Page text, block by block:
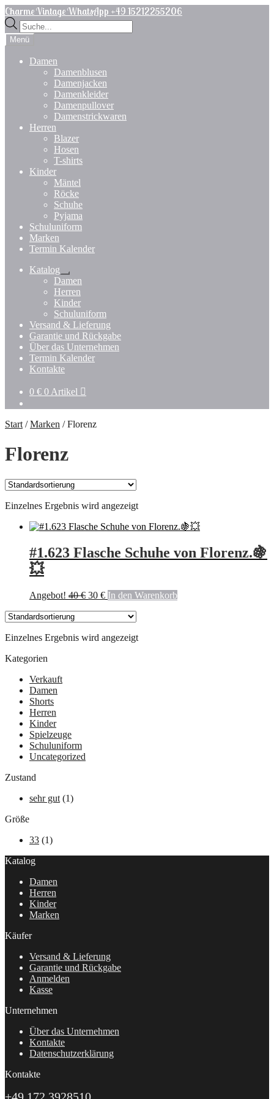
Zur
Navigation
springen
Zum
Inhalt
springen
Charme Vintage WhatsApp +49 15212255206
Products
search
Menü
Damen
Damenblusen
Damenjacken
Damenkleider
Damenpullover
Damenstrickwaren
Herren
Blazer
Hosen
T-shirts
Kinder
Mäntel
Röcke
Schuhe
Pyjama
Schuluniform
Marken
Termin Kalender
Katalog
Untermenü
öffnen
Damen
Herren
Kinder
Schuluniform
Versand & Lieferung
Garantie und Rückgabe
Über das Unternehmen
Termin Kalender
Kontakte
0 € 0 Artikel
Start /Marken /Florenz
Florenz
Einzelnes Ergebnis wird angezeigt
#1.623 Flasche Schuhe von Florenz.🍇
💥
Angebot! 40€ Ursprünglicher
30 €Aktueller
In den Warenkorb
Einzelnes Ergebnis wird angezeigt
Kategorien
Verkauft
Damen
Shorts
Herren
Kinder
Spielzeuge
Schuluniform
Uncategorized
Zustand
sehr gut (1)
Größe
33 (1)
Katalog
Damen
Herren
Kinder
Marken
Käufer
Versand & Lieferung
Garantie und Rückgabe
Anmelden
Kasse
Unternehmen
Über das Unternehmen
Kontakte
Datenschutzerklärung
Kontakte